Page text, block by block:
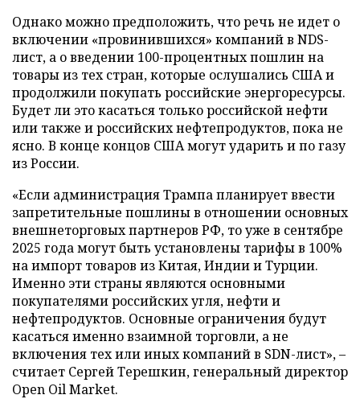
Однако можно предположить, что речь не идет о
включении «провинившихся» компаний в NDS-
лист, а о введении 100-процентных пошлин на
товары из тех стран, которые ослушались США и
продолжили покупать российские энергоресурсы.
Будет ли это касаться только российской нефти
или также и российских нефтепродуктов, пока не
ясно. В конце концов США могут ударить и по газу
из России.
«Если администрация Трампа планирует ввести
запретительные пошлины в отношении основных
внешнеторговых партнеров РФ, то уже в сентябре
2025 года могут быть установлены тарифы в 100%
на импорт товаров из Китая, Индии и Турции.
Именно эти страны являются основными
покупателями российских угля, нефти и
нефтепродуктов. Основные ограничения будут
касаться именно взаимной торговли, а не
включения тех или иных компаний в SDN-лист», –
считает Сергей Терешкин, генеральный директор
Open Oil Market.